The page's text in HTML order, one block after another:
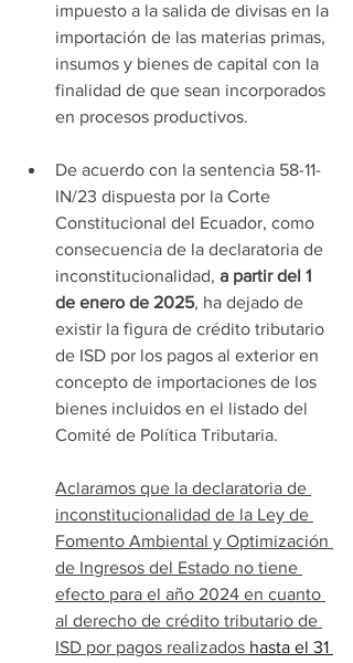
impuesto a la salida de divisas en la
importación de las materias primas,
insumos y bienes de capital con la
finalidad de que sean incorporados
en procesos productivos.
De acuerdo con la sentencia 58-11-
IN/23 dispuesta por la Corte
Constitucional del Ecuador, como
consecuencia de la declaratoria de
inconstitucionalidad, a partir del 1
de enero de 2025, ha dejado de
existir la figura de crédito tributario
de ISD por los pagos al exterior en
concepto de importaciones de los
bienes incluidos en el listado del
Comité de Política Tributaria.
Aclaramos que la declaratoria de
inconstitucionalidad de la Ley de
Fomento Ambiental y Optimización
de Ingresos del Estado no tiene
efecto para el año 2024 en cuanto
al derecho de crédito tributario de
ISD por pagos realizados hasta el 31